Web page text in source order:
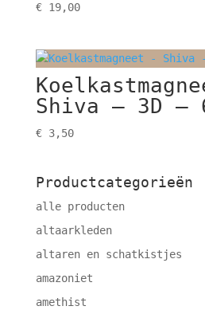
€19,00
Shiva – 3D –
€3,50
Productcategorieën
alle producten
altaarkleden
altaren en schatkistjes
amazoniet
amethist